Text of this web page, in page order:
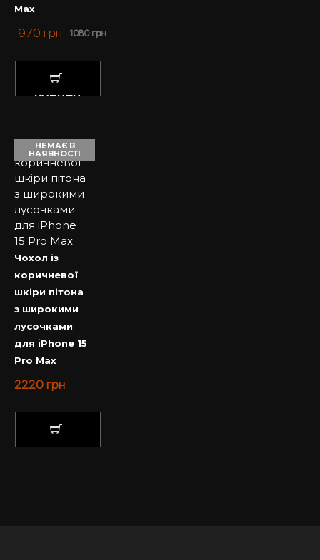
Max
1080грн
970 грн
КУПИТИ
НЕМАЄ В
НАЯВНОСТІ
Чохол із
коричневої
шкіри пітона
з широкими
лусочками
для iPhone 15
Pro Max
2220 грн